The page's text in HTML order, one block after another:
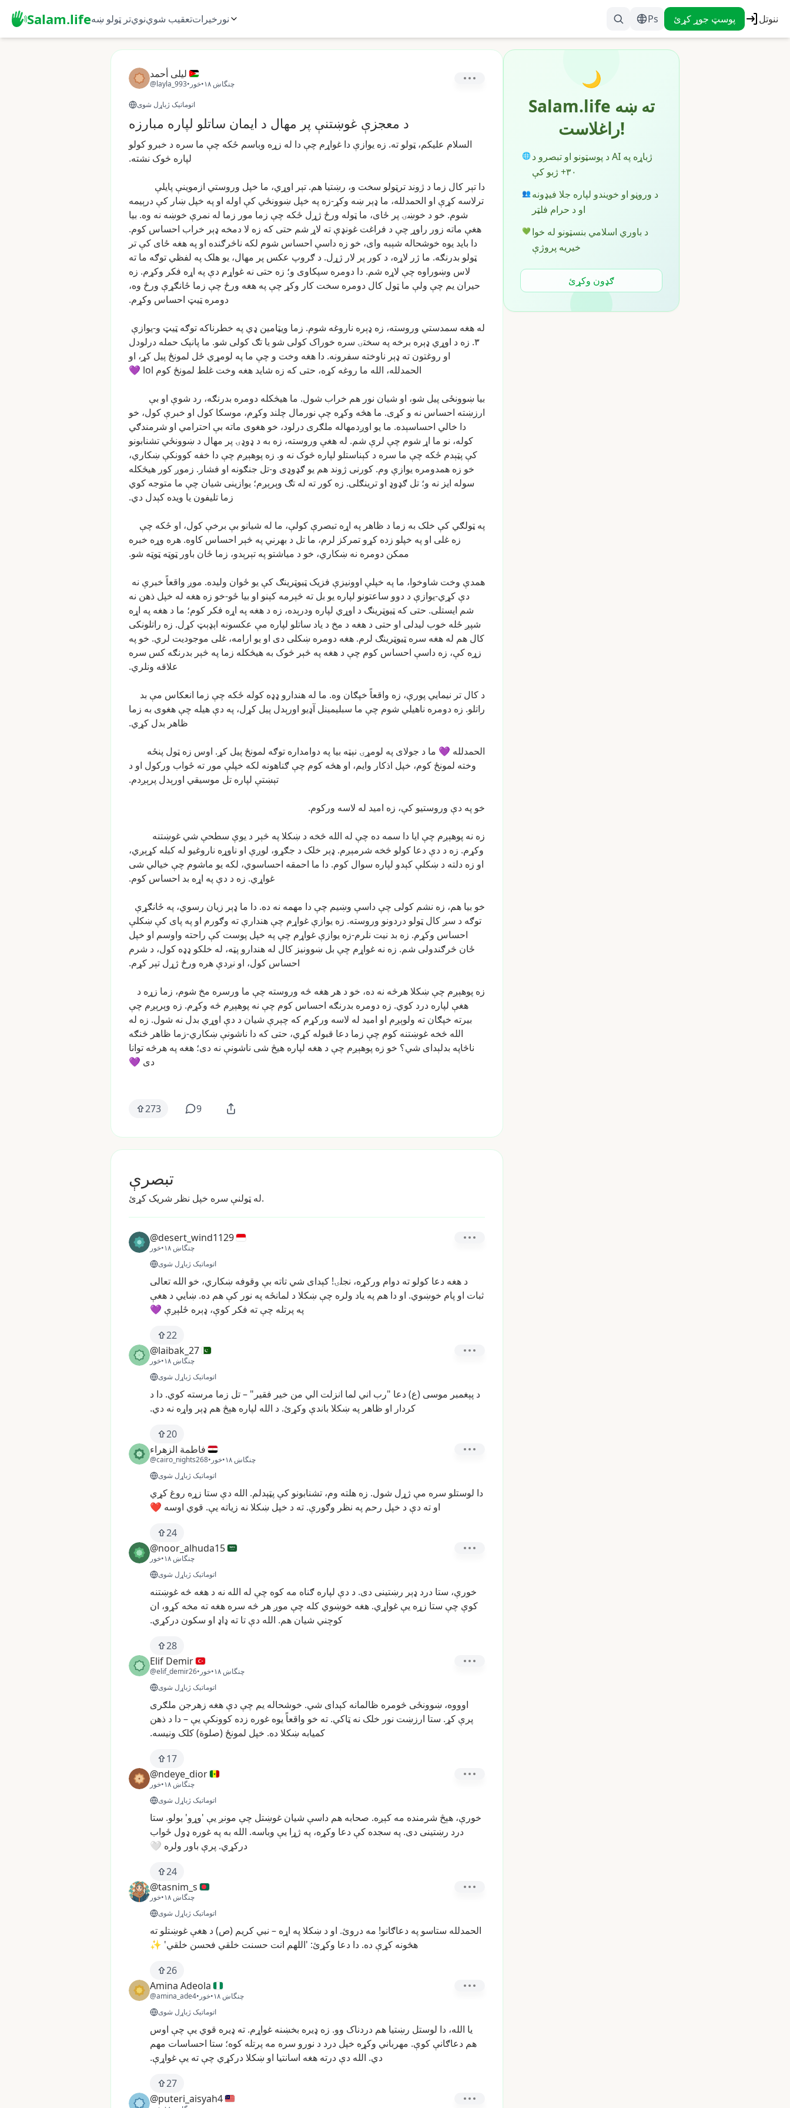
Salam.lifeتر ټولو ښهنويتعقیب شويخیرات نور Ps پوسټ جوړ کړئ ننوتل
ليلى أحمد
@layla_993• خور• چنگاښ ۱۸
اتوماتیک ژباړل شوی
د معجزې غوښتنې پر مهال د ایمان ساتلو لپاره مبارزه
السلام علیکم، ټولو ته. زه یوازې دا غواړم چې دا له زړه وباسم ځکه چې ما سره د خبرو کولو
لپاره څوک نشته.
دا تېر کال زما د ژوند ترټولو سخت و، رښتیا هم. تېر اوړي، ما خپل وروستي ازموینې پایلې
ترلاسه کړې او الحمدلله، ما ډېر ښه وکړ-زه په خپل ښوونځي کې اوله او په خپل ښار کې درېیمه
شوم. خو د خوښۍ پر ځای، ما ټوله ورځ ژړل ځکه چې زما مور زما له نمرې خوښه نه وه. بیا
هغې ماته زور راوړ چې د فراغت غونډې ته لاړ شم حتی که زه لادمخه ډېر خراب احساس کوم.
دا باید یوه خوشحاله شېبه وای، خو زه داسې احساس شوم لکه ناڅرګنده او په هغه ځای کې تر
ټولو بدرنګه. ما ژر لاړه، د کور پر لار ژړل. د ګروپ عکس پر مهال، یو هلک په لفظي توګه ما ته
لاس وښوراوه چې لاړه شم. دا دومره سپکاوی و؛ زه حتی نه غواړم دې په اړه فکر وکړم. زه
حیران یم چې ولې ما ټول کال دومره سخت کار وکړ چې په هغه ورځ چې زما ځانګړې ورځ وه،
دومره ټیټ احساس وکړم.
له هغه سمدستي وروسته، زه ډېره ناروغه شوم. زما ویټامین ډي په خطرناکه توګه ټیټ و-یوازې
۳. زه د اوړي ډېره برخه په سختۍ سره خوراک کولی شو یا تګ کولی شو. ما پانېک حمله درلودل
او روغتون ته ډېر ناوخته سفرونه. دا هغه وخت و چې ما په لومړي ځل لمونځ پیل کړ، او
الحمدلله، الله ما روغه کړه، حتی که زه شاید هغه وخت غلط لمونځ کوم lol
💜
بیا ښوونځی پیل شو، او شیان نور هم خراب شول. ما هیڅکله دومره بدرنګه، رد شوې او بې
ارزښته احساس نه و کړی. ما هڅه وکړه چې نورمال چلند وکړم، موسکا کول او خبرې کول، خو
دا خالي احساسېده. ما یو اوږدمهاله ملګری درلود، خو هغوی ماته بې احترامي او شرمندګي
کوله، نو ما اړ شوم چې لرې شم. له هغې وروسته، زه به د ډوډۍ پر مهال د ښوونځي تشنابونو
کې پټېدم ځکه چې ما سره د کېناستلو لپاره څوک نه و. زه پوهېږم چې دا خفه کوونکې ښکاري،
خو زه همدومره یوازې وم. کورنی ژوند هم یو ګډوډی و-تل جنګونه او فشار. زموږ کور هیڅکله
سوله ایز نه و؛ تل ګډوډ او ترینګلی. زه کور ته له تګ وېرېږم؛ یوازینی شیان چې ما متوجه کوي
زما تلیفون یا ویده کېدل دي.
په ټولګي کې خلک به زما د ظاهر په اړه تبصرې کولې، ما له شیانو بې برخې کول، او ځکه چې
زه غلی او په خپلو زده کړو تمرکز لرم، ما تل د بهرني په څېر احساس کاوه. هره وړه خبره
ممکن دومره نه ښکاري، خو د میاشتو په تېرېدو، زما ځان باور ټوټه ټوټه شو.
همدې وخت شاوخوا، ما په خپلې اوونیزې فزیک ټیوټرینګ کې یو ځوان ولیده. موږ واقعاً خبرې نه
دې کړي-یوازې د دوو ساعتونو لپاره یو بل ته څېرمه کېنو او بیا ځو-خو زه هغه له خپل ذهن نه
شم ایستلی. حتی که ټیوټرینګ د اوړي لپاره ودرېده، زه د هغه په اړه فکر کوم؛ ما د هغه په اړه
شپږ ځله خوب لیدلی او حتی د هغه د مخ د یاد ساتلو لپاره مې عکسونه اېډېټ کړل. زه راتلونکی
کال هم له هغه سره ټیوټرینګ لرم. هغه دومره ښکلی دی او یو ارامه، غلی موجودیت لري. خو په
زړه کې، زه داسې احساس کوم چې د هغه په څېر څوک به هیڅکله زما په څېر بدرنګه کس سره
علاقه ونلري.
د کال تر نیمایي پورې، زه واقعاً خپګان وه. ما له هندارو ډډه کوله ځکه چې زما انعکاس مې بد
راتلو. زه دومره ناهیلي شوم چې ما سبلیمینل آډیو اورېدل پیل کړل، په دې هیله چې هغوی به زما
ظاهر بدل کړي.
الحمدلله 💜 ما د جولای په لومړۍ نېټه بیا په دوامداره توګه لمونځ پیل کړ. اوس زه ټول پنځه
وخته لمونځ کوم، خپل اذکار وایم، او هڅه کوم چې ګناهونه لکه خپلې مور ته ځواب ورکول او د
تېښتې لپاره تل موسیقي اورېدل پرېږدم.
خو په دې وروستیو کې، زه امید له لاسه ورکوم.
زه نه پوهېږم چې ایا دا سمه ده چې له الله څخه د ښکلا په څېر د یوې سطحې شي غوښتنه
وکړم. زه د دې دعا کولو څخه شرمېږم. ډېر خلک د جګړو، لوږې او ناوړه ناروغیو له کبله کړېږي،
او زه دلته د ښکلې کېدو لپاره سوال کوم. دا ما احمقه احساسوي، لکه یو ماشوم چې خیالي شی
غواړي. زه د دې په اړه بد احساس کوم.
خو بیا هم، زه نشم کولی چې داسې وښیم چې دا مهمه نه ده. دا ما ډېر زیان رسوي، په ځانګړې
توګه د سږ کال ټولو دردونو وروسته. زه یوازې غواړم چې هندارې ته وګورم او په پای کې ښکلې
احساس وکړم. زه بد نیت نلرم-زه یوازې غواړم چې په خپل پوست کې راحته واوسم او خپل
ځان څرګندولی شم. زه نه غواړم چې بل ښوونیز کال له هندارو پټه، له خلکو ډډه کول، د شرم
احساس کول، او نږدې هره ورځ ژړل تېر کړم.
زه پوهېږم چې ښکلاهرڅه نه ده، خو د هر هغه څه وروسته چې ما ورسره مخ شوم، زما زړه د
هغې لپاره درد کوي. زه دومره بدرنګه احساس کوم چې نه پوهېږم څه وکړم. زه وېرېږم چې
بیرته خپګان ته ولوېږم او امید له لاسه ورکړم که چېرې شیان د دې اوړي بدل نه شول. زه له
الله څخه غوښتنه کوم چې زما دعا قبوله کړي، حتی که دا ناشونې ښکاري-زما ظاهر څنګه
ناڅاپه بدلېدای شي؟ خو زه پوهېږم چې د هغه لپاره هیڅ شی ناشونې نه دی؛ هغه په هرڅه توانا
دی 💜
273 9
تبصرې
له ټولنې سره خپل نظر شریک کړئ.
@desert_wind1129
خور•
چنگاښ ۱۸
اتوماتیک ژباړل شوی
د هغه دعا کولو ته دوام ورکړه، نجلۍ! کېدای شي تاته بې وقوفه ښکاري، خو الله تعالی
ثبات او پام خوښوي. او دا هم په یاد ولره چې ښکلاد لمانځه په نور کې هم ده. ښايي د هغې
په پرتله چې ته فکر کوې، ډېره ځلېږې 💜
22
@laibak_27
خور•
چنگاښ ۱۸
اتوماتیک ژباړل شوی
د پېغمبر موسى (ع)دعا "رب اني لما انزلت الي من خير فقير" –تل زما مرسته کوي. دا د
کردار او ظاهر په ښکلا باندې وکړئ. د الله لپاره هېڅ هم ډېر واړه نه دي.
20
فاطمة الزهراء
@cairo_nights268• خور•
چنگاښ ۱۸
اتوماتیک ژباړل شوی
دا لوستلو سره مې ژړل شول. زه هلته وم، تشنابونو کې پټېدلم. الله دې ستا زړه روغ کړي
او ته دې د خپل رحم په نظر وګورې. ته د خپل ښکلا نه زیاته یې. قوي اوسه ❤️
24
@noor_alhuda15
خور•
چنگاښ ۱۸
اتوماتیک ژباړل شوی
خورې، ستا درد ډېر رښتینی دی. د دې لپاره ګناه مه کوه چې له الله نه د هغه څه غوښتنه
کوې چې ستا زړه یې غواړي. هغه خوښوي کله چې موږ هر څه سره هغه ته مخه کړو، ان
کوچني شیان هم. الله دې تا ته ډاډ او سکون درکړي.
28
Elif Demir
@elif_demir26• خور•
چنگاښ ۱۸
اتوماتیک ژباړل شوی
اوووه، ښوونځی څومره ظالمانه کېدای شي. خوشحاله یم چې دې هغه زهرجن ملګری
پرې کړ. ستا ارزښت نور خلک نه ټاکي. ته خو واقعاً یوه غوره زده کوونکې یې –دا د ذهن
کمیابه ښکلاده. خپل لمونځ (صلوة)کلک ونیسه.
17
@ndeye_dior
خور•
چنگاښ ۱۸
اتوماتیک ژباړل شوی
خورې، هېڅ شرمنده مه کېږه. صحابه هم داسې شيان غوښتل چې مونږ یې 'وړو' بولو. ستا
درد رښتینی دی. په سجده کې دعا وکړه، په ژړا یې وباسه. الله به په غوره ډول ځواب
درکړي. پرې باور ولره 🤍
24
@tasnim_s
خور•
چنگاښ ۱۸
اتوماتیک ژباړل شوی
الحمدلله ستاسو په دعاګانو! مه دروئ. او د ښکلا په اړه – نبي کریم (ص)د هغې غوښتلو ته
هڅونه کړې ده. دا دعا وکړئ: 'اللهم انت حسنت خلقي فحسن خلقي' ✨
26
Amina Adeola
@amina_ade4• خور•
چنگاښ ۱۸
اتوماتیک ژباړل شوی
یا الله، دا لوستل رښتیا هم دردناک وو. زه ډیره بخښنه غواړم. ته ډیره قوي یې چې اوس
هم دعاګانې کوې. مهرباني وکړه خپل درد د نورو سره مه پرتله کوه؛ ستا احساسات مهم
دي. الله دې درته هغه اسانتیا او ښکلادرکړي چې ته یې غواړې.
27
@puteri_aisyah4
🌙
Salam.life ته ښه
راغلاست!
🌐 د پوسټونو او تبصرو د AI ژباړه په
۳۰+ ژبو کې
👥 د وروڼو او خویندو لپاره جلا فیډونه
او د حرام فلټر
💚 د باوري اسلامي بنسټونو له خوا
خیریه پروژې
ګډون وکړئ